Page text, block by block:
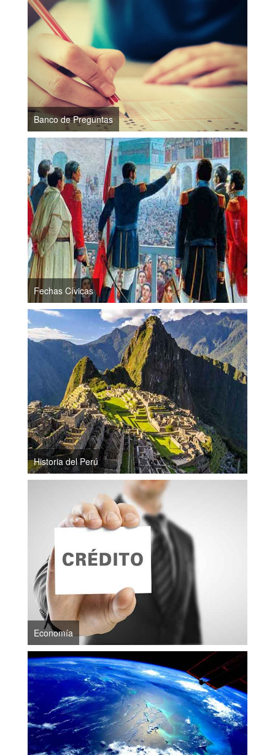
Banco de Preguntas
Fechas Cívicas
Historia del Perú
Economía